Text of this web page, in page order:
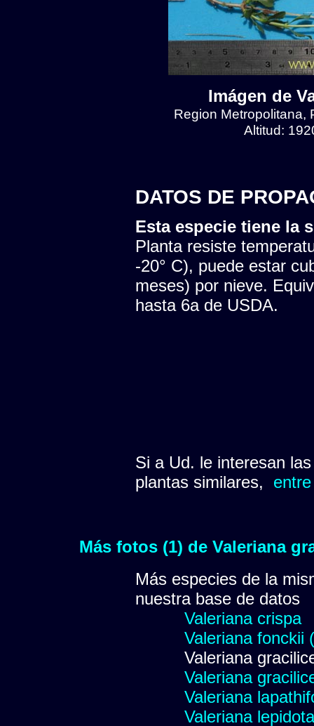
Imágen de
Region Metropolitana,
Altitud:
DATOS DE
Esta especie tiene la
Planta resiste
-20° C), puede estar
meses) por nieve.
hasta 6a de USDA.
Si a Ud. le interesan
plantas similares,
Más fotos (1) de Valeriana
Más especies de la
nuestra base de datos
Valeriana crispa
Valeriana fonckii
Valeriana
Valeriana
Valeriana
Valeriana lepidota